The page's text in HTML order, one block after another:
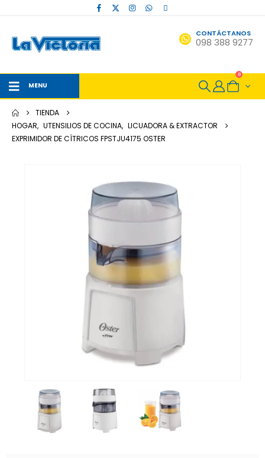
CONTÁCTANOS
098 388 9277
MENU
0
TIENDA
HOGAR, UTENSILIOS DE COCINA, LICUADORA & EXTRACTOR
EXPRIMIDOR DE CÍTRICOS FPSTJU4175 OSTER